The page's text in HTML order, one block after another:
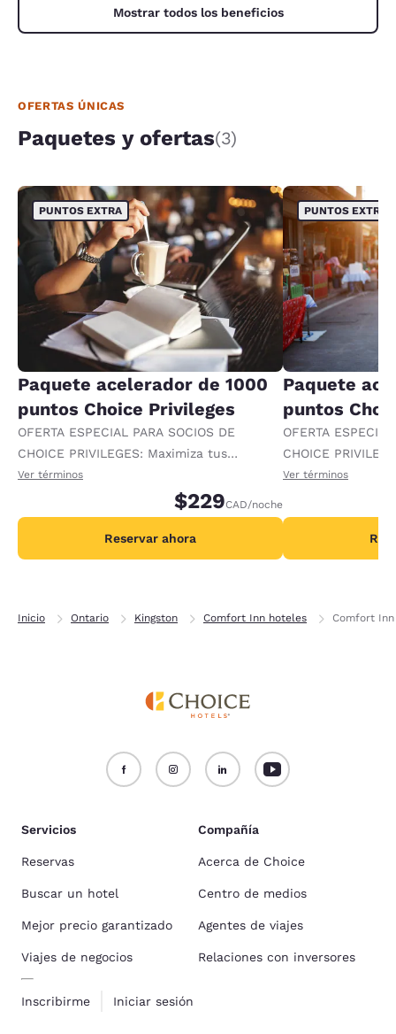
Mostrar todos los beneficios
OFERTAS ÚNICAS
Paquetes y ofertas(3)
PUNTOS EXTRA
Paquete acelerador de 1000
puntos Choice Privileges
OFERTA ESPECIAL PARA SOCIOS DE
CHOICE PRIVILEGES: Maximiza tus
recompensas al recibir 1000 puntos
Ver términos
$229CAD/noche
Reservar ahora
PUNTOS EXTRA
Paquete
puntos
OFERTA
CHOICE
recompensas al
Ver términos
Inicio Ontario Kingston Comfort Inn hoteles Comfort Inn
Servicios
Reservas
Buscar un hotel
Mejor precio garantizado
Viajes de negocios
Inscribirme Iniciar sesión
Compañía
Acerca de Choice
Centro de medios
Agentes de viajes
Relaciones con inversores